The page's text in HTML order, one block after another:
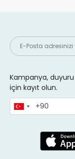
Kampanya,
için kayıt olun.